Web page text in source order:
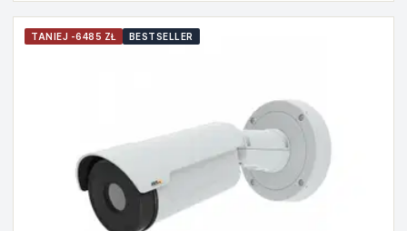
TANIEJ -6485 ZŁ BESTSELLER